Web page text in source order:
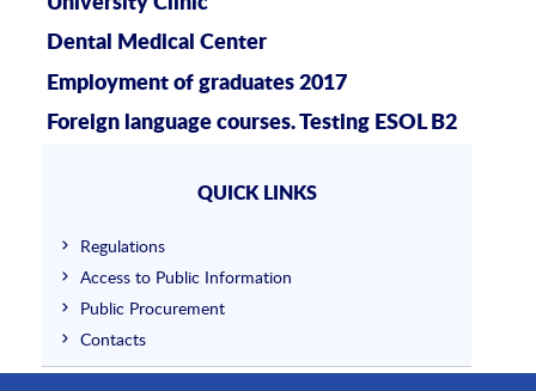
Dental Medical Center
Employment of graduates 2017
Foreign language courses. Testing ESOL B2
QUICK LINKS
Regulations
Access to Public Information
Public Procurement
Contacts